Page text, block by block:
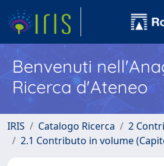
Benvenuti
Ricerca d'Ateneo
IRIS Catalogo Ricerca
2
2.1 Contributo in volume